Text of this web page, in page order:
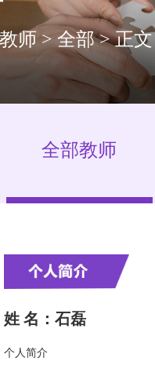
师> 全部>正文
全部教师
姓 名：石磊
个人简介